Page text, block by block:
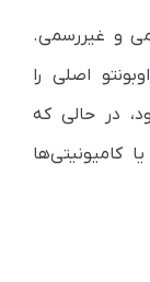
‌و غیررسمی.
اصلی را
در حالی که